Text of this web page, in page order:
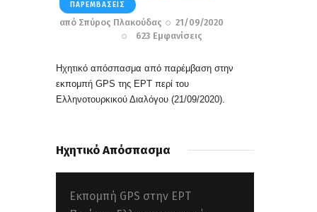
ΠΑΡΕΜΒΆΣΕΙΣ
από Σπύρος Πλακούδας
21/09/2020
623 Εμφανίσεις
Ηχητικό απόσπασμα από παρέμβαση στην
εκπομπή GPS της ΕΡΤ περί του
Ελληνοτουρκικού Διαλόγου (21/09/2020).
Ηχητικό Απόσπασμα
Εκπομπή GPS στην ΕΡΤ